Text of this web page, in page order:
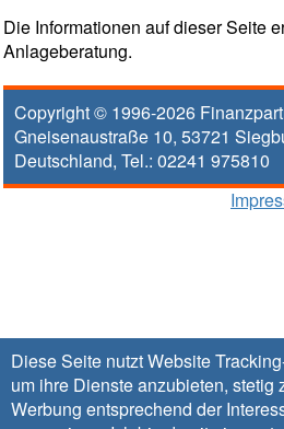
Diese Seite nutzt Website
um ihre Dienste anzubieten, stetig
Werbung entsprechend der
Die Informationen auf dieser Seite
Anlageberatung.
Copyright © 1996-2026
Gneisenaustraße 10, 53721
Deutschland, Tel.: 02241 975810